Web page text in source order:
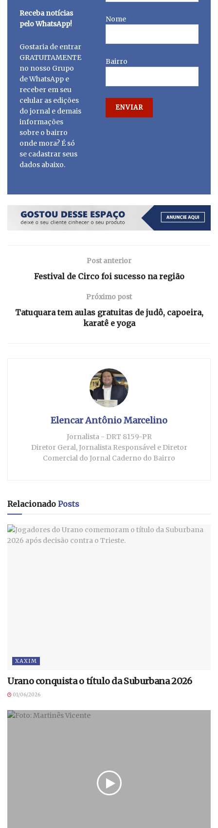
Receba notícias
pelo WhatsApp!
Gostaria de entrar
GRATUITAMENTE
no nosso Grupo
de WhatsApp e
receber em seu
celular as edições
do jornal e demais
informações
sobre o bairro
onde mora? É só
se cadastrar seus
dados abaixo.
Nome
Bairro
Post anterior
Festival de Circo foi sucesso na região
Próximo post
Tatuquara tem aulas gratuitas de judô, capoeira,
karatê e yoga
Elencar Antônio Marcelino
Jornalista - DRT 8159-PR
Diretor Geral, Jornalista Responsável e Diretor
Comercial do Jornal Caderno do Bairro
Relacionado Posts
XAXIM
Urano conquista o título da Suburbana 2026
01/06/2026